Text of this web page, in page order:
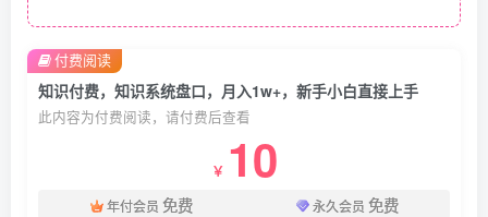
知识付费，知识系统盘口，月入1w+，新手小白直接上手
此内容为付费阅读，请付费后查看
￥ 10
年付会员 免费 永久会员 免费
付费阅读